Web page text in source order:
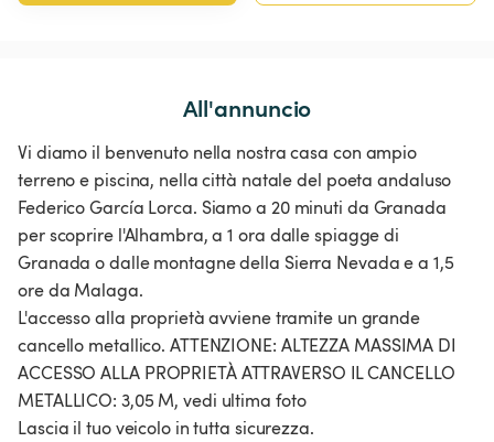
All'annuncio
Vi diamo il benvenuto nella nostra casa con ampio
terreno e piscina, nella città natale del poeta andaluso
Federico García Lorca. Siamo a 20 minuti da Granada
per scoprire l'Alhambra, a 1 ora dalle spiagge di
Granada o dalle montagne della Sierra Nevada e a 1,5
ore da Malaga.
L'accesso alla proprietà avviene tramite un grande
cancello metallico. ATTENZIONE: ALTEZZA MASSIMA DI
ACCESSO ALLA PROPRIETÀ ATTRAVERSO IL CANCELLO
METALLICO: 3,05 M, vedi ultima foto
Lascia il tuo veicolo in tutta sicurezza.